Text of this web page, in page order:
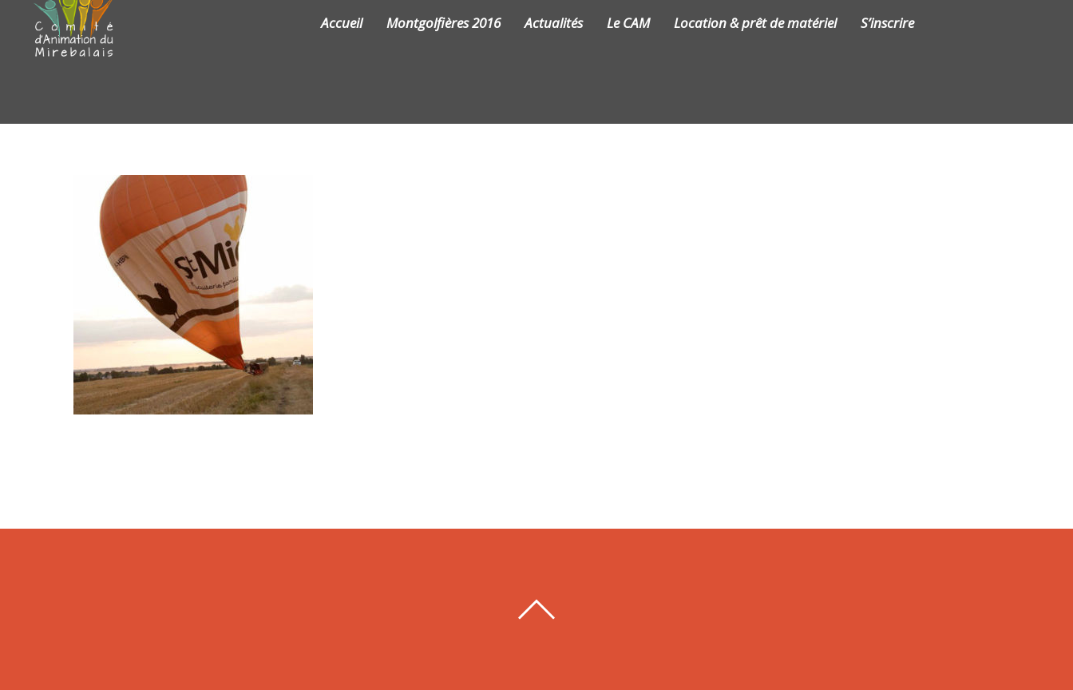
Accueil Montgolfières 2016 Actualités Le CAM Location & prêt de matériel S’inscrire